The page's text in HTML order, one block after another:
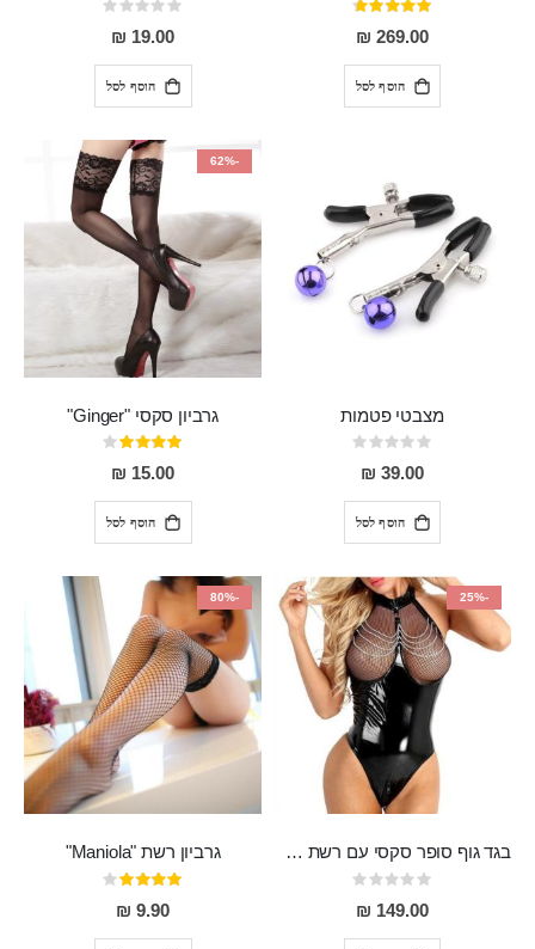
דירוג:
93%
269.00 ₪
הוסף לסל
Rating:
0%
19.00 ₪
הוסף לסל
מצבטי פטמות
Rating:
0%
39.00 ₪
הוסף לסל
-62%
גרביון סקסי "Ginger"
דירוג:
80%
15.00 ₪
הוסף לסל
-25%
בגד גוף סופר סקסי עם רשת שקופה בחזה ושרשרות מלמעלה וריצרץ מלמטה Pan במפשעה
Rating:
0%
149.00 ₪
-80%
גרביון רשת "Maniola"
דירוג:
80%
9.90 ₪